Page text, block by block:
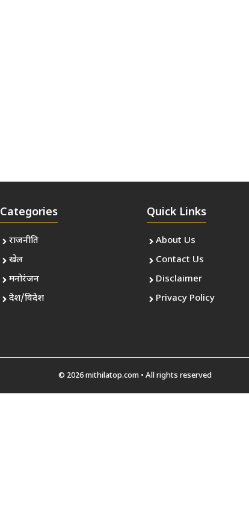
Categories
राजनीति
खेल
मनोरंजन
देश/विदेश
Quick Links
About Us
Contact Us
Disclaimer
Privacy Policy
© 2026 mithilatop.com • All rights reserved